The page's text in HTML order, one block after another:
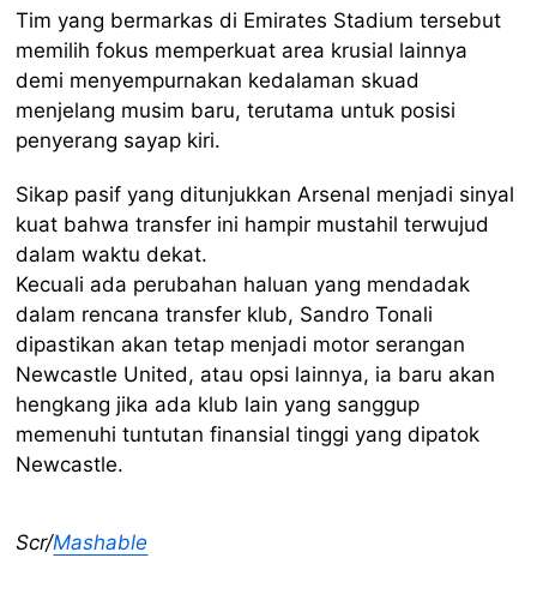
Tim yang bermarkas di Emirates Stadium tersebut
memilih fokus memperkuat area krusial lainnya
demi menyempurnakan kedalaman skuad
menjelang musim baru, terutama untuk posisi
penyerang sayap kiri.
Sikap pasif yang ditunjukkan Arsenal menjadi sinyal
kuat bahwa transfer ini hampir mustahil terwujud
dalam waktu dekat.
Kecuali ada perubahan haluan yang mendadak
dalam rencana transfer klub, Sandro Tonali
dipastikan akan tetap menjadi motor serangan
Newcastle United, atau opsi lainnya, ia baru akan
hengkang jika ada klub lain yang sanggup
memenuhi tuntutan finansial tinggi yang dipatok
Newcastle.
Scr/Mashable